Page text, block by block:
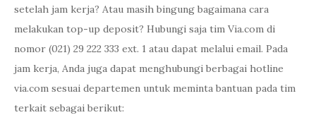
setelah jam kerja? Atau masih bingung bagaimana cara
melakukan top-up deposit? Hubungi saja tim Via.com di
nomor (021) 29 222 333 ext. 1 atau dapat melalui email. Pada
jam kerja, Anda juga dapat menghubungi berbagai hotline
via.com sesuai departemen untuk meminta bantuan pada tim
terkait sebagai berikut: